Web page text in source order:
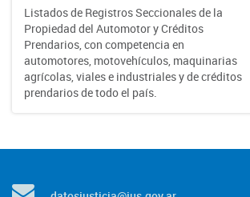
Listados de Registros Seccionales de la
Propiedad del Automotor y Créditos
Prendarios, con competencia en
automotores, motovehículos, maquinarias
agrícolas, viales e industriales y de créditos
prendarios de todo el país.